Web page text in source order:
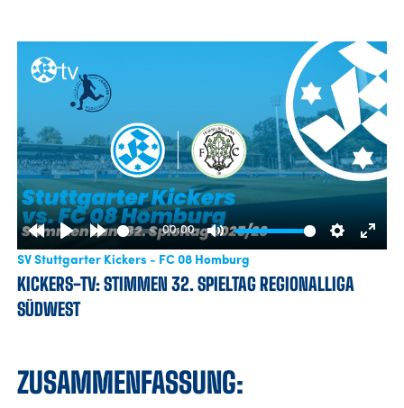
Rewind
10s
PlayForward
10s
00:00
Mute Settings
Enter
SV Stuttgarter Kickers - FC 08 Homburg
KICKERS-TV: STIMMEN 32. SPIELTAG REGIONALLIGA
SÜDWEST
ZUSAMMENFASSUNG: